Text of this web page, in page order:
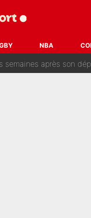
NBA
le gardien du PSG vire
d’un membre de
son départ, l'ancien